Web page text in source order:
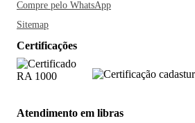
Compre pelo WhatsApp
Sitemap
Certificações
Atendimento em libras